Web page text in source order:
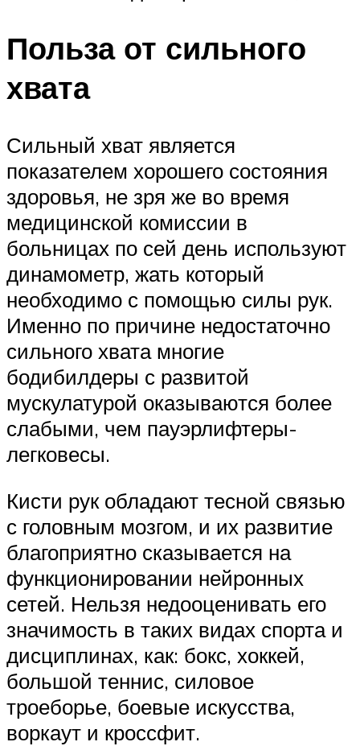
Польза от сильного
хвата
Сильный хват является
показателем хорошего состояния
здоровья, не зря же во время
медицинской комиссии в
больницах по сей день используют
динамометр, жать который
необходимо с помощью силы рук.
Именно по причине недостаточно
сильного хвата многие
бодибилдеры с развитой
мускулатурой оказываются более
слабыми, чем пауэрлифтеры-
легковесы.
Кисти рук обладают тесной связью
с головным мозгом, и их развитие
благоприятно сказывается на
функционировании нейронных
сетей. Нельзя недооценивать его
значимость в таких видах спорта и
дисциплинах, как: бокс, хоккей,
большой теннис, силовое
троеборье, боевые искусства,
воркаут и кроссфит.